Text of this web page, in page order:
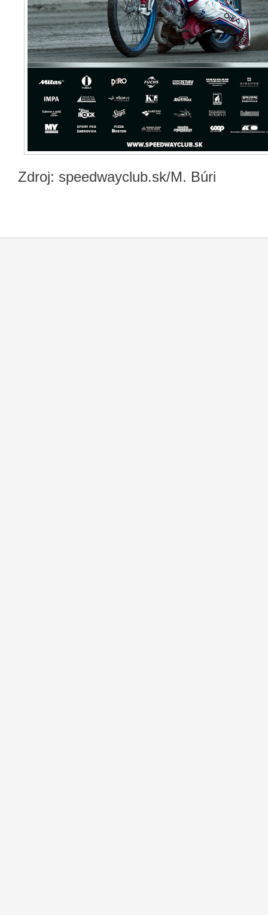
Zdroj: speedwayclub.sk/M. Búri